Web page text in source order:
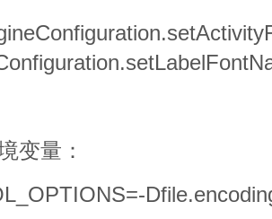
变量：